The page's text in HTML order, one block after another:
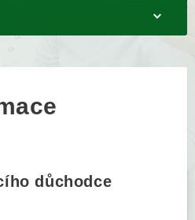
důchodce